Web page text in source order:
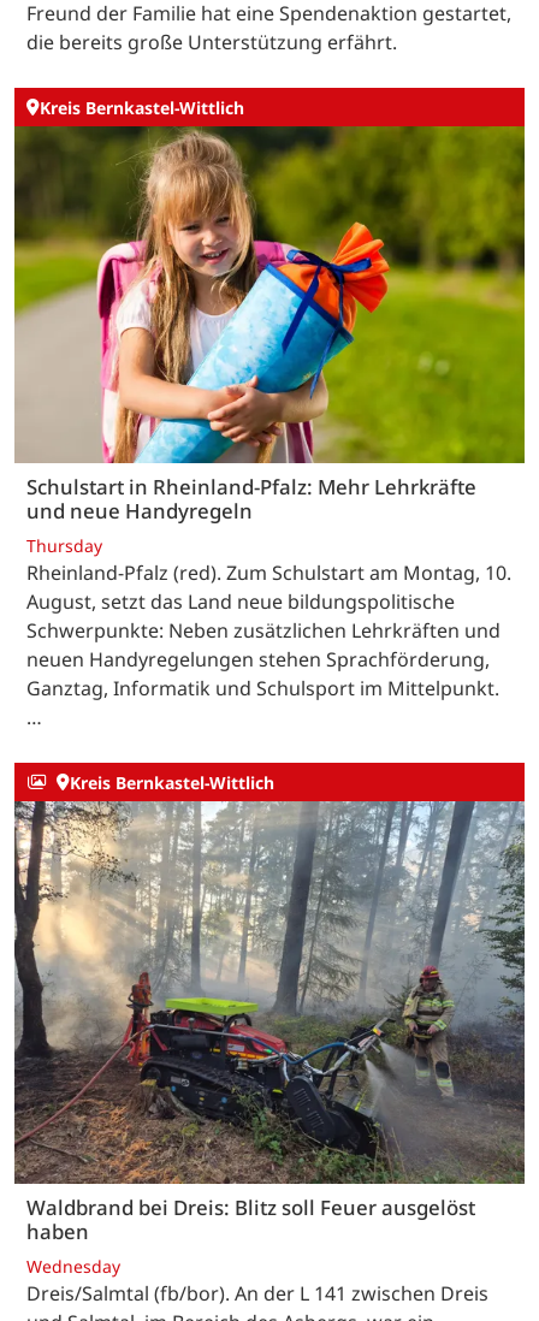
Freund der Familie hat eine Spendenaktion gestartet,
die bereits große Unterstützung erfährt.
Kreis Bernkastel-Wittlich
Schulstart in Rheinland-Pfalz: Mehr Lehrkräfte
und neue Handyregeln
Thursday
Rheinland-Pfalz (red). Zum Schulstart am Montag, 10.
August, setzt das Land neue bildungspolitische
Schwerpunkte: Neben zusätzlichen Lehrkräften und
neuen Handyregelungen stehen Sprachförderung,
Ganztag, Informatik und Schulsport im Mittelpunkt.
…
Kreis Bernkastel-Wittlich
Waldbrand bei Dreis: Blitz soll Feuer ausgelöst
haben
Wednesday
Dreis/Salmtal (fb/bor). An der L 141 zwischen Dreis